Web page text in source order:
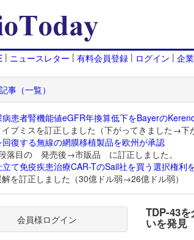
| ニュースレター | 有料会員登録 | ログイン | 企
事（一覧）
病患者腎機能値eGFR年換算低下をBayerの
イプミスを訂正しました（下がってきました→下
復する無線の網膜移植製品を欧州が承認
段落目の 発売後→市販品 に訂正しました。
て免疫疾患治療CAR-TのSail社を買う選択権利
解を訂正しました（30億ドル弱→26億ドル弱）
TDP-43
いを発見
会員様ログイン